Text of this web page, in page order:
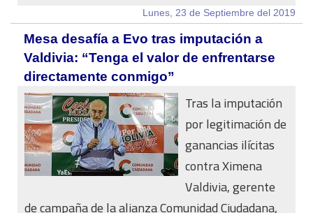
Lunes, 23 de Septiembre del 2019
Mesa desafía a Evo tras imputación a
Valdivia: “Tenga el valor de enfrentarse
directamente conmigo”
Tras la imputación
por legitimación de
ganancias ilícitas
contra Ximena
Valdivia, gerente
de campaña de la alianza Comunidad Ciudadana,